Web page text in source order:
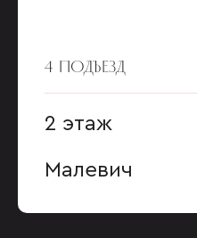
4 ПОДЪЕЗД
2 этаж
Малевич